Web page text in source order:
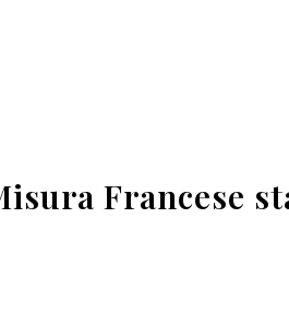
Francese